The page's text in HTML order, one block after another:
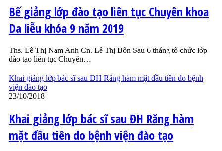
Bế giảng lớp đào tạo liên tục Chuyên khoa
Da liễu khóa 9 năm 2019
Ths. Lê Thị Nam Anh Cn. Lê Thị Bốn Sau 6 tháng tổ chức lớp
đào tạo liên tục Chuyên…
Khai giảng lớp bác sĩ sau ĐH Răng hàm mặt đầu tiên do bệnh
viện đào tạo
23/10/2018
Khai giảng lớp bác sĩ sau ĐH Răng hàm
mặt đầu tiên do bệnh viện đào tạo